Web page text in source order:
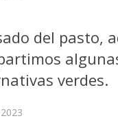
del pasto,
verdes.